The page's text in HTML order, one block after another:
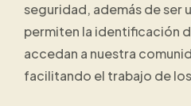
seguridad, además de ser
permiten la identificación
accedan a nuestra
facilitando el trabajo de